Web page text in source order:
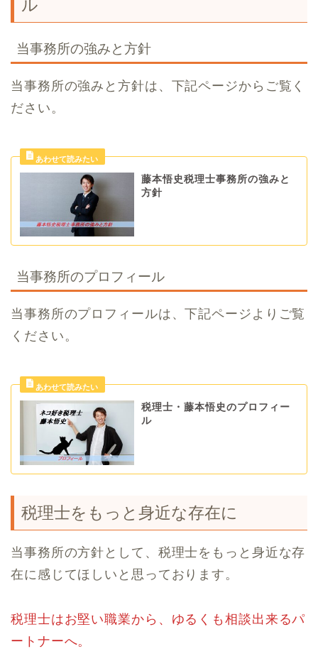
ル
当事務所の強みと方針
当事務所の強みと方針は、下記ページからご覧く
ださい。
藤本悟史税理士事務所の強みと
方針
当事務所のプロフィール
当事務所のプロフィールは、下記ページよりご覧
ください。
税理士・藤本悟史のプロフィー
ル
税理士をもっと身近な存在に
当事務所の方針として、税理士をもっと身近な存
在に感じてほしいと思っております。
税理士はお堅い職業から、ゆるくも相談出来るパ
ートナーへ。